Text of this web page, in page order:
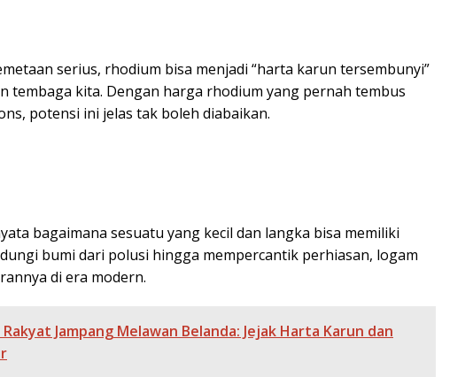
serius, rhodium bisa menjadi “harta karun tersembunyi”
tembaga kita. Dengan harga rhodium yang pernah tembus
potensi ini jelas tak boleh diabaikan.
bagaimana sesuatu yang kecil dan langka bisa memiliki
bumi dari polusi hingga mempercantik perhiasan, logam
di era modern.
Jampang Melawan Belanda: Jejak Harta Karun dan